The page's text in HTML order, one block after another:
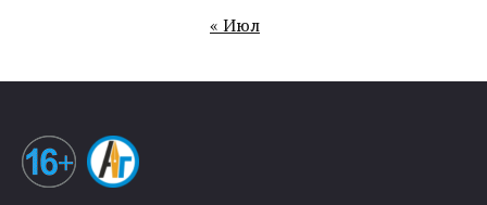
« Июл